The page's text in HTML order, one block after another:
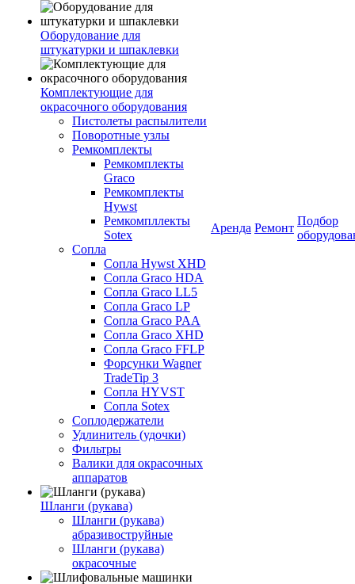
Оборудование для
штукатурки и шпаклевки
Комплектующие для
окрасочного оборудования
Пистолеты распылители
Поворотные узлы
Ремкомплекты
Ремкомплекты
Graco
Ремкомплекты
Hywst
Ремкомпллекты
Sotex
Сопла
Сопла Hywst XHD
Сопла Graco HDA
Сопла Graco LL5
Сопла Graco LP
Сопла Graco PAA
Сопла Graco XHD
Сопла Graco FFLP
Форсунки Wagner
TradeTip 3
Сопла HYVST
Сопла Sotex
Соплодержатели
Удлинитель (удочки)
Фильтры
Валики для окрасочных
аппаратов
Шланги (рукава)
Шланги (рукава)
абразивоструйные
Шланги (рукава)
окрасочные
Аренда Ремонт
Подбор